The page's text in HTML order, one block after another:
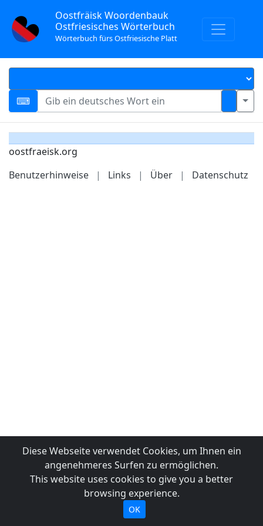
Oostfräisk Woordenbauk
Ostfriesisches Wörterbuch
Wörterbuch fürs Ostfriesische Platt
oostfraeisk.org
Benutzerhinweise
| Links | Über | Datenschutz
Diese Webseite verwendet Cookies, um Ihnen ein
angenehmeres Surfen zu ermöglichen.
This website uses cookies to give you a better
browsing experience.
OK